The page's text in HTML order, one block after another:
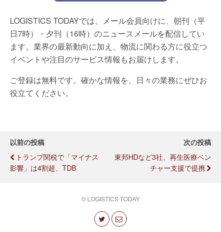
LOGISTICS TODAYでは、メール会員向けに、朝刊（平
日7時）・夕刊（16時）のニュースメールを配信してい
ます。業界の最新動向に加え、物流に関わる方に役立つ
イベントや注目のサービス情報もお届けします。
ご登録は無料です。確かな情報を、日々の業務にぜひお
役立てください。
以前の投稿
トランプ関税で「マイナス
影響」は4割超、TDB
次の投稿
東邦HDなど3社、再生医療ベン
チャー支援で提携
© LOGISTICS TODAY